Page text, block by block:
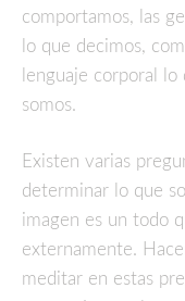
comportamos, las
lo que decimos,
lenguaje corporal
somos.
Existen varias
determinar lo que
imagen es un todo
externamente.
meditar en estas